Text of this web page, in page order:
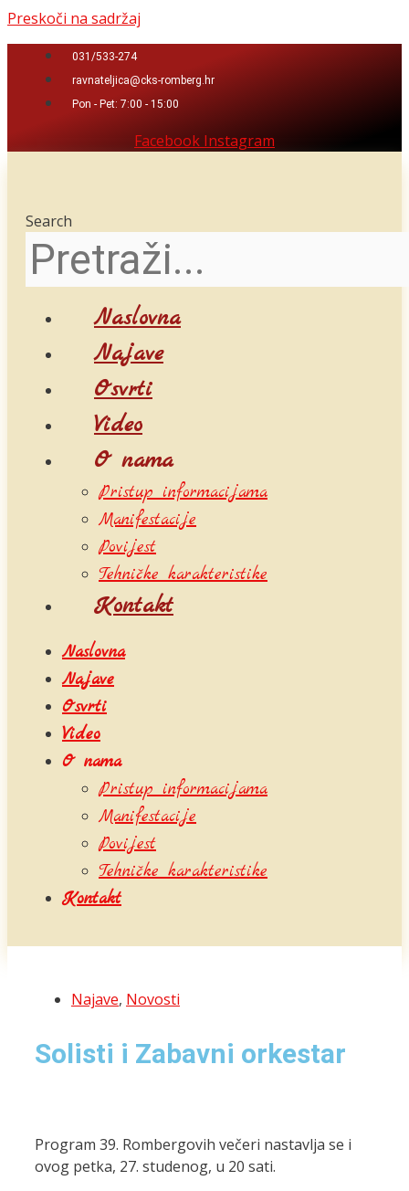
Preskoči na sadržaj
031/533-274
ravnateljica@cks-romberg.hr
Pon - Pet: 7:00 - 15:00
Facebook Instagram
Search
Naslovna
Najave
Osvrti
Video
O nama
Pristup informacijama
Manifestacije
Povijest
Tehničke karakteristike
Kontakt
Naslovna
Najave
Osvrti
Video
O nama
Pristup informacijama
Manifestacije
Povijest
Tehničke karakteristike
Kontakt
Najave, Novosti
Solisti i Zabavni orkestar
Program 39. Rombergovih večeri nastavlja se i
ovog petka, 27. studenog, u 20 sati.